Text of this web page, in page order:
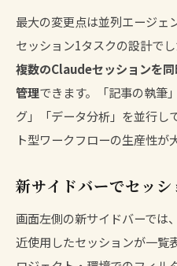
最大の変更点は並列エージェ
セッション1タスクの設計で
複数のClaudeセッションを
管理できます。「記事の執筆
グ」「データ分析」を並行し
ト型ワークフローの生産性が
新サイドバーでセッシ
画面左側の新サイドバーでは
近使用したセッションが一覧